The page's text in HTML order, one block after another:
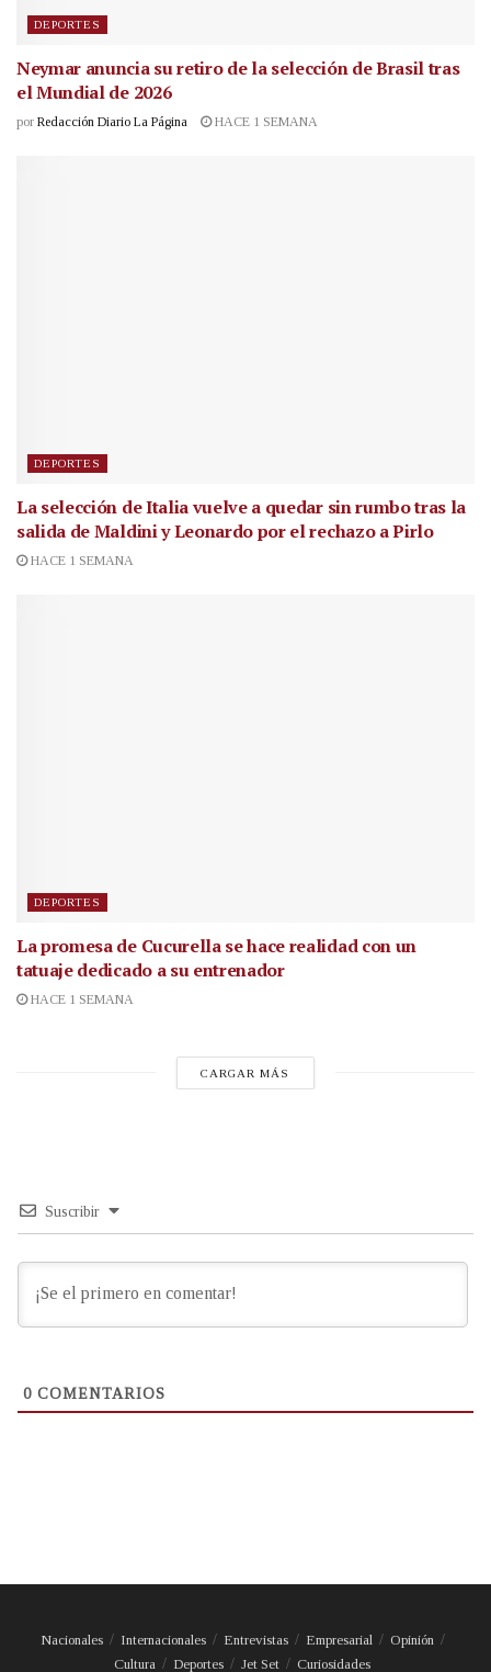
DEPORTES
Neymar anuncia su retiro de la selección de Brasil tras
el Mundial de 2026
por Redacción Diario La Página HACE 1 SEMANA
DEPORTES
La selección de Italia vuelve a quedar sin rumbo tras la
salida de Maldini y Leonardo por el rechazo a Pirlo
HACE 1 SEMANA
DEPORTES
La promesa de Cucurella se hace realidad con un
tatuaje dedicado a su entrenador
HACE 1 SEMANA
CARGAR MÁS
Suscribir
0 COMENTARIOS
Nacionales Internacionales Entrevistas Empresarial
Opinión
Cultura
Deportes Jet Set Curiosidades